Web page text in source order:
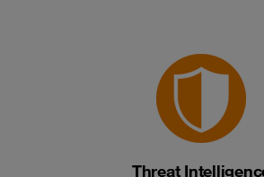
Threat